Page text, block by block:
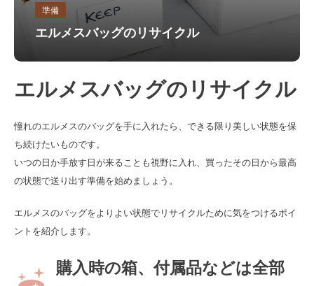
準備
エルメスバッグのリサイクル
エルメスバッグのリサイクル
憧れのエルメスのバッグを手に入れたら、できる限り美しい状態を保
ち続けたいものです。
いつの日か手放す日が来ることも視野に入れ、買ったその日から最高
の状態で送り出す準備を始めましょう。
エルメスのバッグをよりよい状態でリサイクルために気をつけるポイ
ントを紹介します。
購入時の箱、付属品などは全部